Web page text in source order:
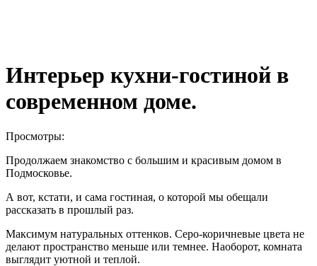
Интерьер кухни-гостиной в
современном доме.
Просмотры:
Продолжаем знакомство с большим и красивым домом в
Подмосковье.
А вот, кстати, и сама гостиная, о которой мы обещали
рассказать в прошлый раз.
Максимум натуральных оттенков. Серо-коричневые цвета не
делают пространство меньше или темнее. Наоборот, комната
выглядит уютной и теплой.